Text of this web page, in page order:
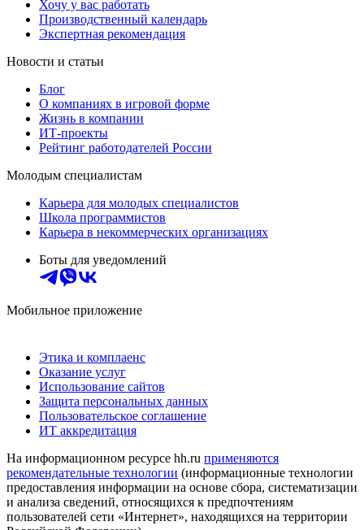
Хочу у вас работать
Производственный календарь
Экспертная рекомендация
Новости и статьи
Блог
О компаниях в игровой форме
Жизнь в компании
ИТ-проекты
Рейтинг работодателей России
Молодым специалистам
Карьера для молодых специалистов
Школа программистов
Карьера в некоммерческих организациях
Боты для уведомлений
Мобильное приложение
Этика и комплаенс
Оказание услуг
Использование сайтов
Защита персональных данных
Пользовательское соглашение
ИТ аккредитация
На информационном ресурсе hh.ru применяются
рекомендательные технологии (информационные технологии
предоставления информации на основе сбора, систематизации
и анализа сведений, относящихся к предпочтениям
пользователей сети «Интернет», находящихся на территории